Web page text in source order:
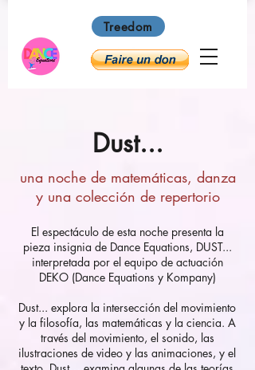
Treedom
Dust...
una noche de matemáticas, danza
y una colección de repertorio
El espectáculo de esta noche presenta la
pieza insignia de Dance Equations, DUST...
interpretada por el equipo de actuación
DEKO (Dance Equations y Kompany)
Dust... explora la intersección del movimiento
y la filosofía, las matemáticas y la ciencia. A
través del movimiento, el sonido, las
ilustraciones de video y las animaciones, y el